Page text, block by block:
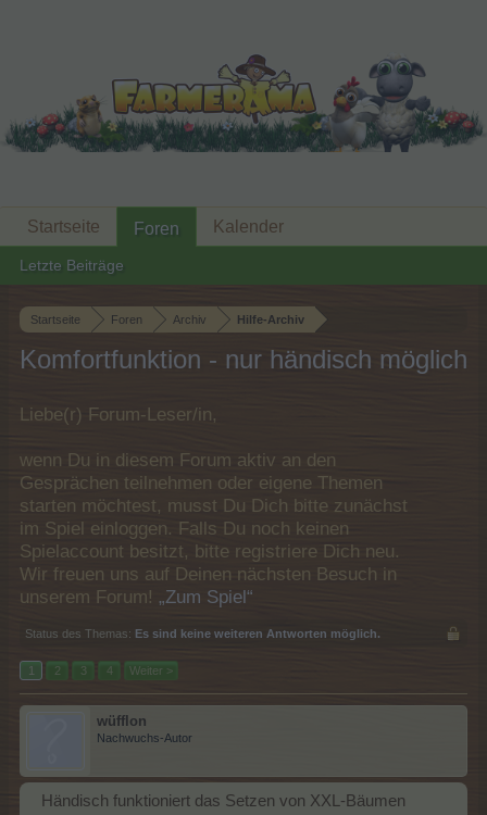
Startseite Foren Archiv Hilfe-Archiv
Komfortfunktion - nur händisch möglich
Liebe(r) Forum-Leser/in,
wenn Du in diesem Forum aktiv an den
Gesprächen teilnehmen oder eigene Themen
starten möchtest, musst Du Dich bitte zunächst
im Spiel einloggen. Falls Du noch keinen
Spielaccount besitzt, bitte registriere Dich neu.
Wir freuen uns auf Deinen nächsten Besuch in
unserem Forum! „Zum Spiel“
Status des Themas: Es sind keine weiteren Antworten möglich.
1 2 3 4 Weiter >
wüfflon
Nachwuchs-Autor
Händisch funktioniert das Setzen von XXL-Bäumen
Startseite Foren
Letzte Beiträge
Kalender